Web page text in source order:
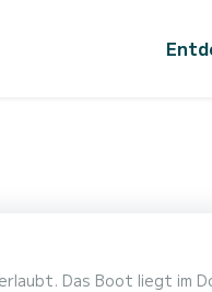
Das Boot liegt im